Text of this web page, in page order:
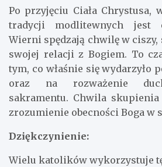
Po przyjęciu Ciała Chrystusa,
tradycji modlitewnych jest
Wierni spędzają chwilę w
swojej relacji z Bogiem. To
tym, co właśnie się wydarzyło
oraz na rozważenie
sakramentu. Chwila skupienia
zrozumienie obecności Boga w
Dziękczynienie:
Wielu katolików wykorzystuje